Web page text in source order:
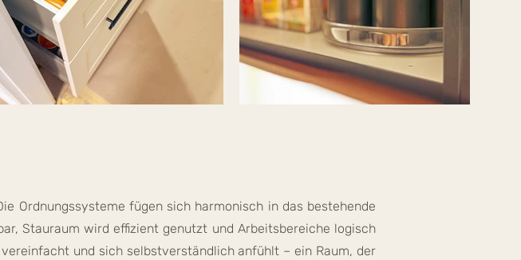
Ordnungssysteme fügen sich harmonisch in das bestehende
Stauraum wird effizient genutzt und Arbeitsbereiche logisch
und sich selbstverständlich anfühlt – ein Raum, der